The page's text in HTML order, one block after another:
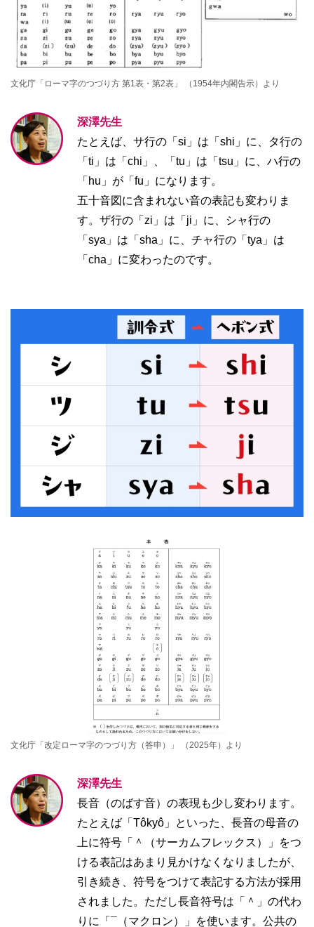
文化庁「ローマ字のつづり方 第1表・第2表」 （1954年内閣告示）より
深澤先生
たとえば、サ行の「si」は「shi」に、タ行の
「ti」は「chi」、「tu」は「tsu」に、ハ行の
「hu」が「fu」になります。
五十音図に含まれない音の表記も変わりま
す。ザ行の「zi」は「ji」に、シャ行の
「sya」は「sha」に、チャ行の「tya」は
「cha」に変わったのです。
文化庁「改定ローマ字のつづり方（答申）」 （2025年）より
深澤先生
長音（のばす音）の表現も少し変わります。
たとえば「Tôkyô」といった、長音の母音の
上に符号「＾（サーカムフレックス）」をつ
ける表記はあまり見かけなくなりましたが、
引き続き、符号をつけて表記する方法が採用
されました。ただし長音符号は「＾」の代わ
りに「¯（マクロン）」を使います。公共の